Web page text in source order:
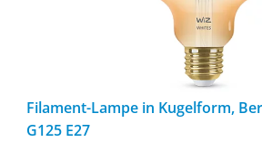
Filament-Lampe in Kugelform,
G125 E27